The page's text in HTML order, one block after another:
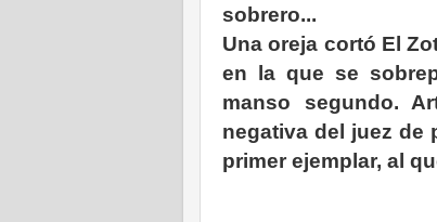
sobrero...
Una oreja cortó El
en la que se
manso segundo.
negativa del juez de
primer ejemplar, al